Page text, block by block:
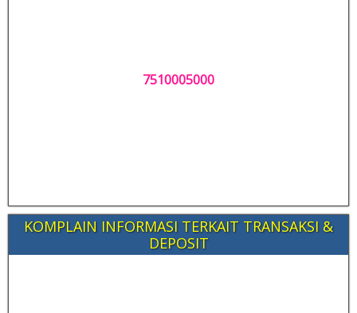
7510005000
KOMPLAIN INFORMASI TERKAIT TRANSAKSI &
DEPOSIT